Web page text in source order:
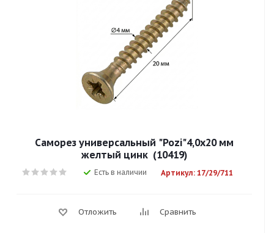
Саморез универсальный "Pozi"4,0х20 мм
желтый цинк (10419)
Есть в наличии Артикул: 17/29/711
Отложить Сравнить